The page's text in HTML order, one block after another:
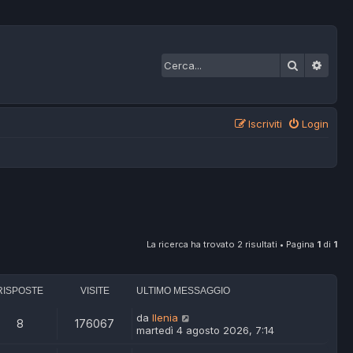
Cerca
Login
Iscriviti
La ricerca ha trovato 2 risultati • Pagina 1 di 1
VISITE ULTIMO MESSAGGIO
8 176067 da Ilenia
martedì 4 agosto 2026, 7:14